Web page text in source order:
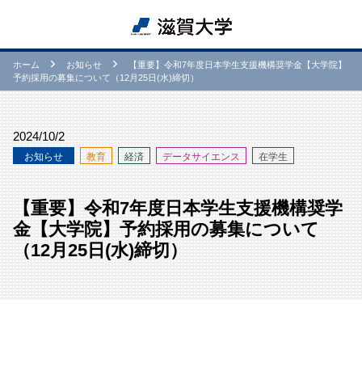
ホーム お知らせ
【重要】令和7年度日本学生支援機構奨学金【大学院】
予約採用の募集について（12月25日(水)締切）
2024/10/2
お知らせ 教育 経済 データサイエンス 在学生
【重要】令和7年度日本学生支援機構奨学
金【大学院】予約採用の募集について
（12月25日(水)締切）